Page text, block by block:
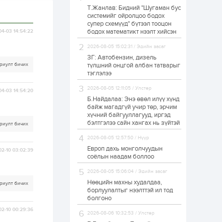
03 14:54:22
бичих
03 14:54:20
бичих
10 03:02:39
бичих
10 00:29:36
Н.Номтойбаяр:
Аймгуудад
тулгамдаж буй
асуудлуудыг долоо
хоног бүр Засгийн
газрын...
1 өдөр 0
УИХ-ын дарга
С.Бямбацогт төрийг
тахих төрийн
тахилгад оролцлоо
1 өдөр 3 0
“Хотын дарга сонсож
байна” 150150 тусгай
дугаарыг
наймдугаар сарын
1 өдөр
“Чингис хаан” олон
улсын нисэх буудал
руу нийтийн тээврийн
автобус 24 цагаар
Т.Жанлав: Бидний "Шугаман бус
системийг ойролцоо бодох
супер схемүүд" бүтээл тооцон
бодох математикт нээлт хийсэн
2026-08-05 15:02:31 / Эдийн засаг
ЗГ: Автобензин, дизель
түлшний онцгой албан татварыг
тэглэлээ
2026-08-05 12:11:05 / Улстөр
Б.Найдалаа: Энэ өвөл илүү хүнд
байж магадгүй учир төр, эрчим
хүчний байгууллагууд, иргэд
бэлтгэлээ сайн хангах нь зүйтэй
2026-08-05 12:57:50 / Нүүр
Европ дахь монголчуудын
соёлын наадам боллоо
2026-08-05 15:06:04 / Эдийн засаг
Нөөцийн махны худалдаа,
борлуулалтыг нээлттэй ил тод
болгоно
2026-08-06 10:32:53 / Улстөр